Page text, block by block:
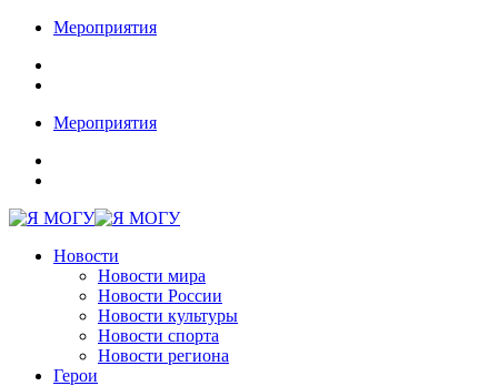
Мероприятия
Мероприятия
Новости
Новости мира
Новости России
Новости культуры
Новости спорта
Новости региона
Герои